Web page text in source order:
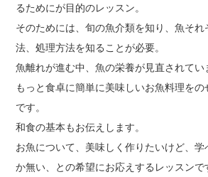
るためにが目的のレッスン。
そのためには、旬の魚介類を知り、魚それ
法、処理方法を知ることが必要。
魚離れが進む中、魚の栄養が見直されてい
もっと食卓に簡単に美味しいお魚料理を
です。
和食の基本もお伝えします。
お魚について、美味しく作りたいけど、
か無い、との希望にお応えするレッスンで